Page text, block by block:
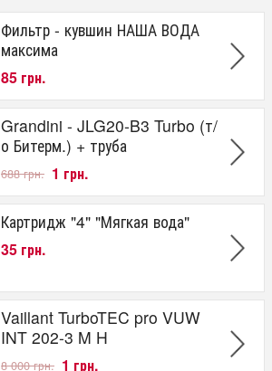
Фильтр - кувшин НАША ВОДА
максима
85 грн.
Grandini - JLG20-B3 Turbo (т/
о Битерм.) + труба
688 грн. 1 грн.
Картридж "4" "Мягкая вода"
35 грн.
Vaillant TurboTEC pro VUW
INT 202-3 M H
8 000 грн. 1 грн.